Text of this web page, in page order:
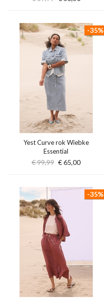
Yest Curve rok Wiebke
Essential
€ 99,99 € 65,00
-35%
-35%